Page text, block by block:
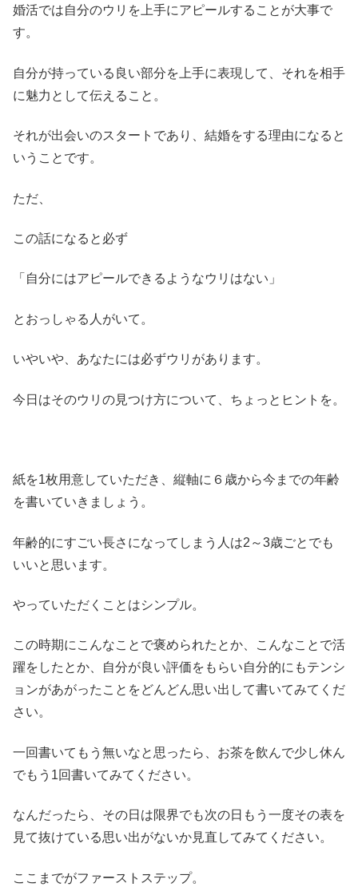
婚活では自分のウリを上手にアピールすることが大事で
す。
自分が持っている良い部分を上手に表現して、それを相手
に魅力として伝えること。
それが出会いのスタートであり、結婚をする理由になると
いうことです。
ただ、
この話になると必ず
「自分にはアピールできるようなウリはない」
とおっしゃる人がいて。
いやいや、あなたには必ずウリがあります。
今日はそのウリの見つけ方について、ちょっとヒントを。
紙を1枚用意していただき、縦軸に６歳から今までの年齢
を書いていきましょう。
年齢的にすごい長さになってしまう人は2～3歳ごとでも
いいと思います。
やっていただくことはシンプル。
この時期にこんなことで褒められたとか、こんなことで活
躍をしたとか、自分が良い評価をもらい自分的にもテンシ
ョンがあがったことをどんどん思い出して書いてみてくだ
さい。
一回書いてもう無いなと思ったら、お茶を飲んで少し休ん
でもう1回書いてみてください。
なんだったら、その日は限界でも次の日もう一度その表を
見て抜けている思い出がないか見直してみてください。
ここまでがファーストステップ。